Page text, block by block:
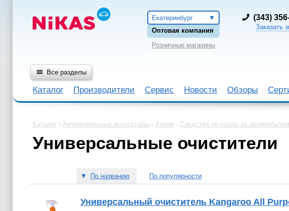
Екатеринбург
Оптовая компания
Розничные магазины
(343)
Заказать
Все разделы
Каталог Производители Сервис Новости Обзоры
Каталог Автомобильные аксессуары Архив Средства по уходу за автомобилем
Универсальные очистители
▼ По названию По популярности
Универсальный очиститель Kangaroo All